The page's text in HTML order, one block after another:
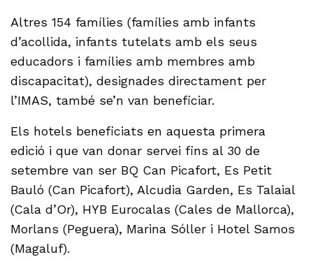
Altres 154 famílies (famílies amb infants
d’acollida, infants tutelats amb els seus
educadors i famílies amb membres amb
discapacitat), designades directament per
l’IMAS, també se’n van beneficiar.
Els hotels beneficiats en aquesta primera
edició i que van donar servei fins al 30 de
setembre van ser BQ Can Picafort, Es Petit
Bauló (Can Picafort), Alcudia Garden, Es Talaial
(Cala d’Or), HYB Eurocalas (Cales de Mallorca),
Morlans (Peguera), Marina Sóller i Hotel Samos
(Magaluf).